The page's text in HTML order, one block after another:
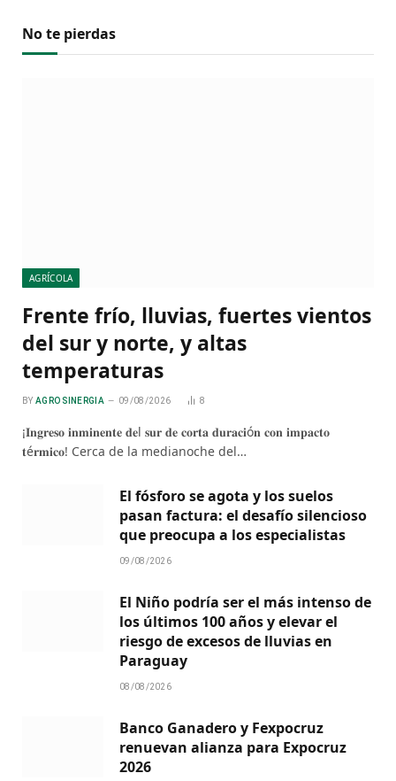
No te pierdas
AGRÍCOLA
Frente frío, lluvias, fuertes vientos
del sur y norte, y altas
temperaturas
BY AGRO SINERGIA 09/08/2026 8
¡𝐈𝐧𝐠𝐫𝐞𝐬𝐨 𝐢𝐧𝐦𝐢𝐧𝐞𝐧𝐭𝐞 𝐝𝐞l 𝐬𝐮𝐫 𝐝𝐞 𝐜𝐨𝐫𝐭𝐚 𝐝𝐮𝐫𝐚𝐜𝐢ó𝐧 𝐜𝐨𝐧 𝐢𝐦𝐩𝐚𝐜𝐭𝐨
𝐭é𝐫𝐦𝐢𝐜𝐨! Cerca de la medianoche del…
El fósforo se agota y los suelos
pasan factura: el desafío silencioso
que preocupa a los especialistas
09/08/2026
El Niño podría ser el más intenso de
los últimos 100 años y elevar el
riesgo de excesos de lluvias en
Paraguay
08/08/2026
Banco Ganadero y Fexpocruz
renuevan alianza para Expocruz
2026